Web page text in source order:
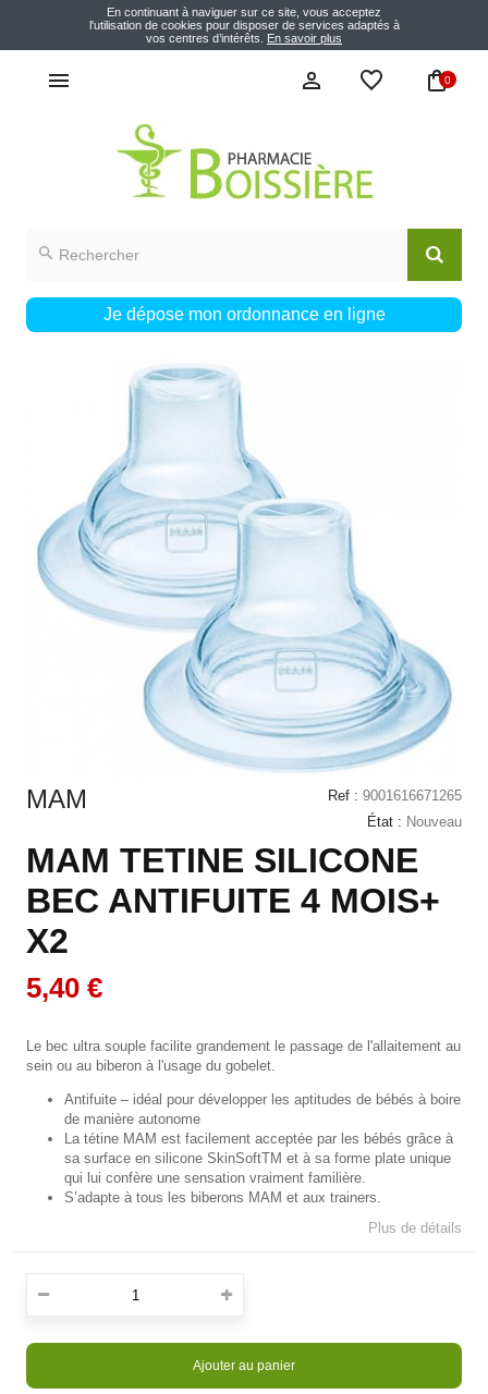
En continuant à naviguer sur ce site, vous acceptez
l'utilisation de cookies pour disposer de services adaptés à
vos centres d’intérêts. En savoir plus
0
Je dépose mon ordonnance en ligne
MAM Ref : 9001616671265
État : Nouveau
MAM TETINE SILICONE
BEC ANTIFUITE 4 MOIS+
X2
5,40 €
Le bec ultra souple facilite grandement le passage de l'allaitement au
sein ou au biberon à l'usage du gobelet.
Antifuite – idéal pour développer les aptitudes de bébés à boire
de manière autonome
La tétine MAM est facilement acceptée par les bébés grâce à
sa surface en silicone SkinSoftTM et à sa forme plate unique
qui lui confère une sensation vraiment familière.
S’adapte à tous les biberons MAM et aux trainers.
Plus de détails
Ajouter au panier